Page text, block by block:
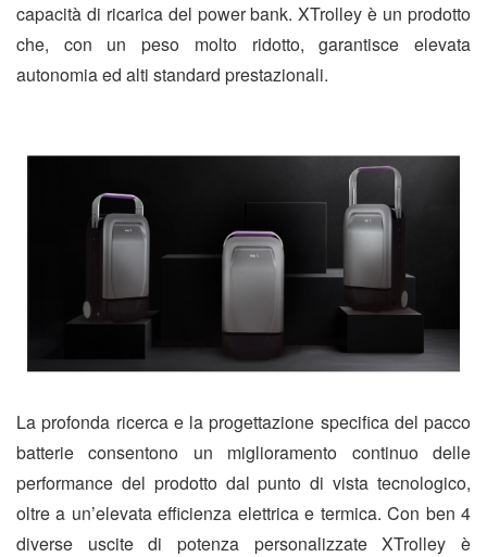
capacità di ricarica del power bank. XTrolley è un prodotto
che, con un peso molto ridotto, garantisce elevata
autonomia ed alti standard prestazionali.
La profonda ricerca e la progettazione specifica del pacco
batterie consentono un miglioramento continuo delle
performance del prodotto dal punto di vista tecnologico,
oltre a un’elevata efficienza elettrica e termica. Con ben 4
diverse uscite di potenza personalizzate XTrolley è